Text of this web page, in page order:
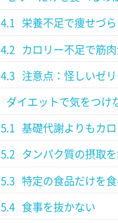
4.1 栄養不足で痩せづ
4.2 カロリー不足で筋
4.3 注意点：怪しいゼ
ダイエットで気をつけ
5.1 基礎代謝よりもカ
5.2 タンパク質の摂取
5.3 特定の食品だけを
5.4 食事を抜かない